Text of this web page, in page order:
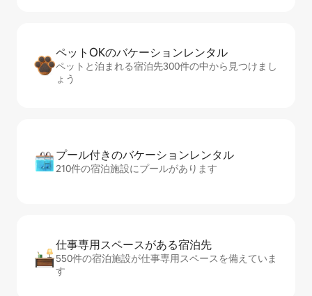
ペットOKのバ⁠ケ⁠ー⁠シ⁠ョ⁠ンレ⁠ン⁠タ⁠ル
ペットと泊まれる宿泊先300件の中から見つけまし
ょう
プール付きのバ⁠ケ⁠ー⁠シ⁠ョ⁠ンレ⁠ン⁠タ⁠ル
210件の宿泊施設にプールがあります
仕事専用ス⁠ペ⁠ー⁠スがあ⁠る宿⁠泊⁠先
550件の宿泊施設が仕事専用スペースを備えていま
す